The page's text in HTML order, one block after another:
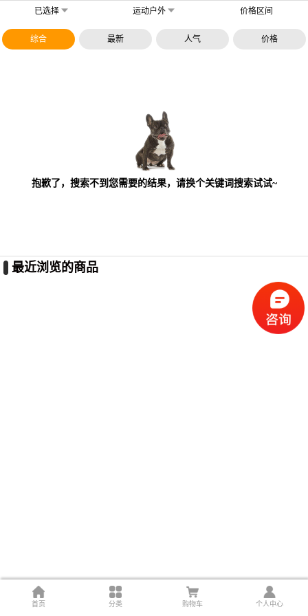
已选择 运动户外 价格区间
综合 最新 人气 价格
抱歉了，搜索不到您需要的结果，请换个关键词搜索试试~
最近浏览的商品
首页 分类 购物车 个人中心